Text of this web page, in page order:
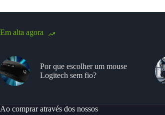
Em alta agora
Por que escolher um mouse
Logitech sem fio?
Ao comprar através dos nossos